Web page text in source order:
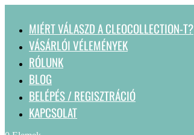
MIÉRT VÁLASZD A CLEOCOLLECTION-T?
VÁSÁRLÓI VÉLEMÉNYEK
RÓLUNK
BLOG
BELÉPÉS / REGISZTRÁCIÓ
KAPCSOLAT